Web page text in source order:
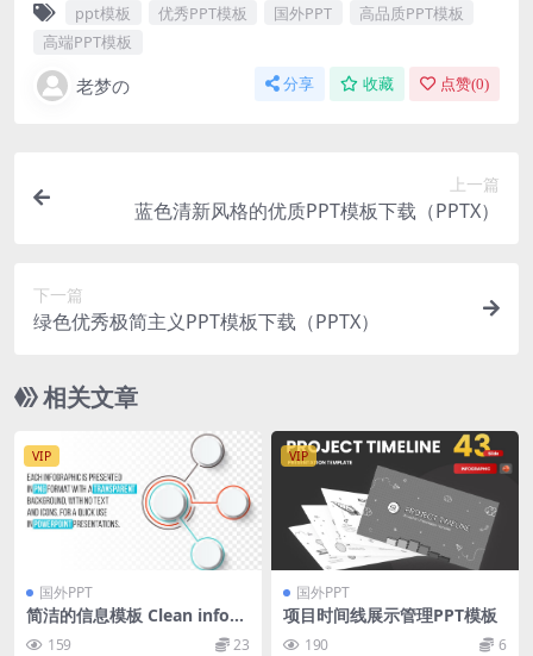
ppt模板 优秀PPT模板 国外PPT
高品质PPT模板
高端PPT模板
老梦の 分享 收藏 点赞(0)
上一篇
蓝色清新风格的优质PPT模板下载（PPTX）
下一篇
绿色优秀极简主义PPT模板下载（PPTX）
相关文章
VIP
国外PPT
简洁的信息模板 Сlean infogr
aphic templates
159 23
VIP
国外PPT
项目时间线展示管理PPT模板
190 6